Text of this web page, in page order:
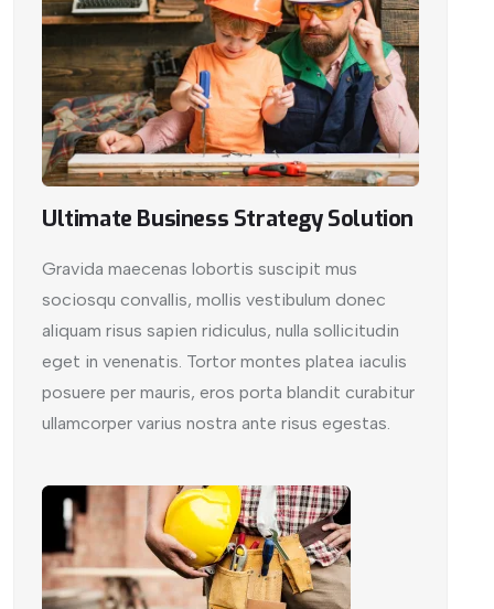
Ultimate Business Strategy Solution
Gravida maecenas lobortis suscipit mus
sociosqu convallis, mollis vestibulum donec
aliquam risus sapien ridiculus, nulla sollicitudin
eget in venenatis. Tortor montes platea iaculis
posuere per mauris, eros porta blandit curabitur
ullamcorper varius nostra ante risus egestas.